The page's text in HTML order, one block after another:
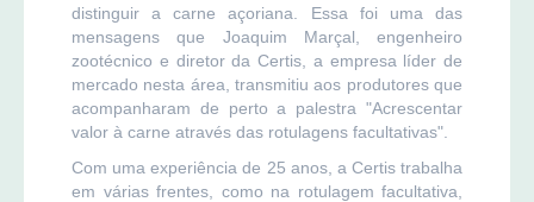
distinguir a carne açoriana. Essa foi uma das
mensagens que Joaquim Marçal, engenheiro
zootécnico e diretor da Certis, a empresa líder de
mercado nesta área, transmitiu aos produtores que
acompanharam de perto a palestra "Acrescentar
valor à carne através das rotulagens facultativas".
Com uma experiência de 25 anos, a Certis trabalha
em várias frentes, como na rotulagem facultativa,